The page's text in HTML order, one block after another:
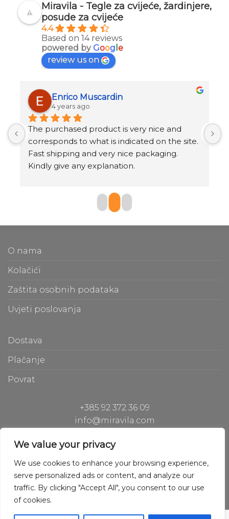
We value your privacy
We use cookies to enhance your browsing experience,
serve personalized ads or content, and analyze our
traffic. By clicking "Accept All", you consent to our use
of cookies.
Miravila - Tegle za cvijeće, žardinjere,
posude za cvijeće
4.4
Based on 14 reviews
powered byGoog e
review us on
Enrico Muscardin
4 years ago
The purchased product is very nice and
corresponds to what is indicated on the site.
Fast shipping and very nice packaging.
Kindly give any explanation.
O nama
Kolačići
Zaštita osobnih podataka
Uvjeti poslovanja
Dostava
Plačanje
Povrat
+385 92 372 36 09
info@miravila.com
Hladilniška pot 42, 1000 Ljubljana, Slovenia